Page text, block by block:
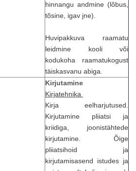
hinnangu andmine (lõbus,
tõsine, igav jne).
Huvipakkuva raamatu
leidmine kooli või
kodukoha raamatukogust
täiskasvanu abiga.
Kirjutamine
Kirjatehnika
Kirja eelharjutused.
Kirjutamine pliiatsi ja
kriidiga, joonistähtede
kirjutamine. Õige
pliiatsihoid ja
kirjutamisasend istudes ja